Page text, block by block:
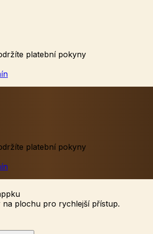
platební pokyny
platební pokyny
na plochu pro rychlejší přístup.